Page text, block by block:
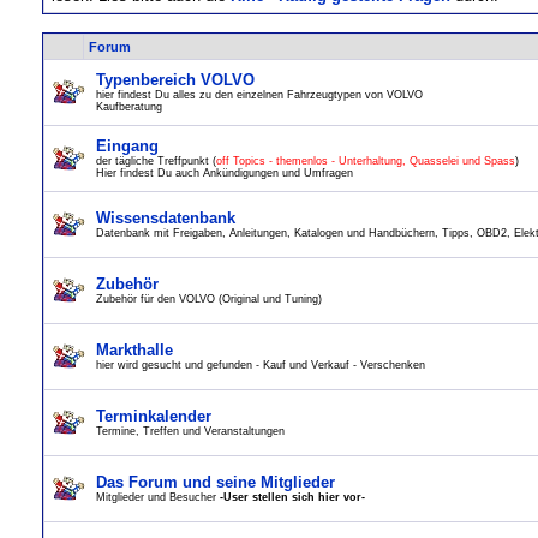
Forum
Typenbereich VOLVO
hier findest Du alles zu den einzelnen Fahrzeugtypen von VOLVO
Kaufberatung
Eingang
der tägliche Treffpunkt (off Topics - themenlos - Unterhaltung, Quasselei und Spass)
Hier findest Du auch Ankündigungen und Umfragen
Wissensdatenbank
Datenbank mit Freigaben, Anleitungen, Katalogen und Handbüchern, Tipps, OBD2,
Zubehör
Zubehör für den VOLVO (Original und Tuning)
Markthalle
hier wird gesucht und gefunden - Kauf und Verkauf - Verschenken
Terminkalender
Termine, Treffen und Veranstaltungen
Das Forum und seine Mitglieder
Mitglieder und Besucher -User stellen sich hier vor-